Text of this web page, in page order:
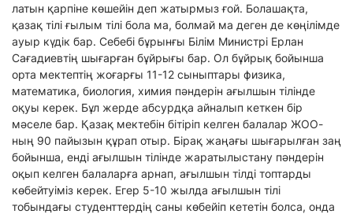
латын қарпіне көшейін деп жатырмыз ғой. Болашақта,
қазақ тілі ғылым тілі бола ма, болмай ма деген де көңілімде
ауыр күдік бар. Себебі бұрынғы Білім Министрі Ерлан
Сағадиевтің шығарған бұйрығы бар. Ол бұйрық бойынша
орта мектептің жоғарғы 11-12 сыныптары физика,
математика, биология, химия пәндерін ағылшын тілінде
оқуы керек. Бұл жерде абсурдқа айналып кеткен бір
мәселе бар. Қазақ мектебін бітіріп келген балалар ЖОО-
ның 90 пайызын құрап отыр. Бірақ жаңағы шығарылған заң
бойынша, енді ағылшын тілінде жаратылыстану пәндерін
оқып келген балаларға арнап, ағылшын тілді топтарды
көбейтуіміз керек. Егер 5-10 жылда ағылшын тілі
тобындағы студенттердің саны көбейіп кететін болса, онда